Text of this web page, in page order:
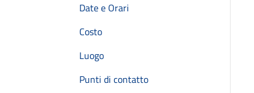
Date e Orari
Costo
Luogo
Punti di contatto